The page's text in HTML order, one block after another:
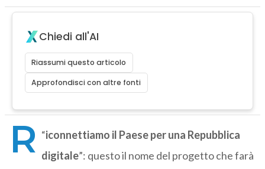
Chiedi all'AI
Riassumi questo articolo
Approfondisci con altre fonti
“
R
iconnettiamo il Paese per una Repubblica
digitale”: questo il nome del progetto che farà